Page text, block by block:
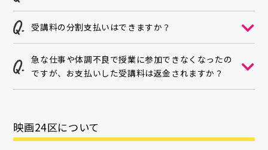
受講料の分割支払いはできますか？
急な仕事や体調不良で授業に参加できなくなったの
ですが、お支払いした受講料は返金されますか？
映画24区について